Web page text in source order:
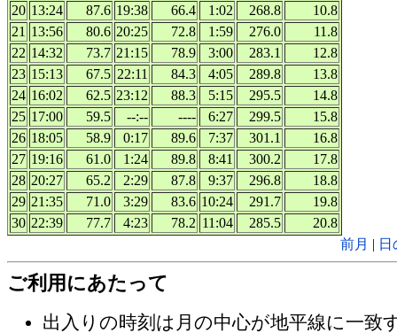
20 13:24 87.6 19:38 66.4 1:02 268.8
10.8
21 13:56 80.6 20:25 72.8 1:59 276.0
11.8
22 14:32 73.7 21:15 78.9 3:00 283.1
12.8
23 15:13 67.5 22:11 84.3 4:05 289.8
13.8
24 16:02 62.5 23:12 88.3 5:15 295.5
14.8
25 17:00 59.5 --:-- ---- 6:27 299.5
15.8
26 18:05 58.9 0:17 89.6 7:37 301.1
16.8
27 19:16 61.0 1:24 89.8 8:41 300.2
17.8
28 20:27 65.2 2:29 87.8 9:37 296.8
18.8
29 21:35 71.0 3:29 83.6 10:24 291.7
19.8
30 22:39 77.7 4:23 78.2 11:04 285.5
20.8
前月 |
ご利用にあたって
出入りの時刻は月の中心が地平線に一致